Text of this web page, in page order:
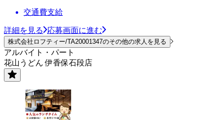
交通費支給
詳細を見る 応募画面に進む
株式会社ロフティー/TA20001347のその他の求人を見る
アルバイト・パート
花山うどん 伊香保石段店